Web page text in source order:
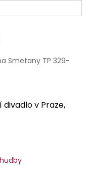
Smetany TP 329-
divadlo v Praze,